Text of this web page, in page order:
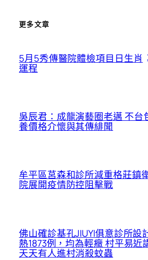
更多文章
5月5秀傳醫院體檢項目日生肖
運程
吳辰君：成龍演藝圈老邁 不台
養價格介懷與其傳緋聞
牟平區莒森和診所減重格莊鎮
院展開疫情防控阻擊戰
佛山確診基孔JIUYI俱意診所設
熱1873例，均為輕癥 村平易近
天天有人進村消殺蚊蟲